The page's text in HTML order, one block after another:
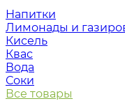
Напитки
Лимонады и
Кисель
Квас
Вода
Соки
Все товары